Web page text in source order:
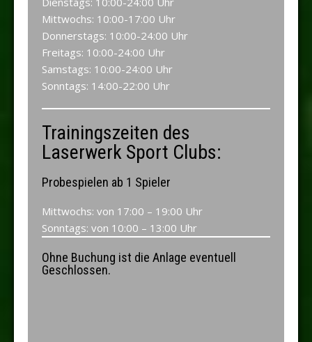
Mittwochs: 10:00-17:00 Uhr
Donnerstags: 10:00-24:00 Uhr
Freitags: 10:00-24:00 Uhr
Samstags: 10:00-24:00 Uhr
Sonntags: 14:00-22:00 Uhr
Trainingszeiten des
Laserwerk Sport Clubs:
Probespielen ab 1 Spieler
Mittwochs: von 17:00 – 19:00 Uhr
Sonntags: von 10:00 – 13:00 Uhr
Ohne Buchung ist die Anlage eventuell
Geschlossen.